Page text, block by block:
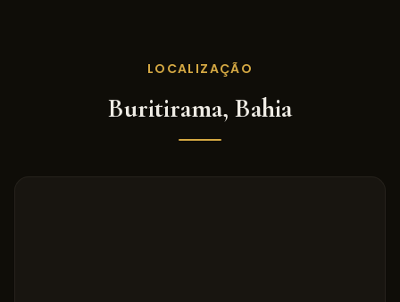
LOCALIZAÇÃO
Buritirama, Bahia